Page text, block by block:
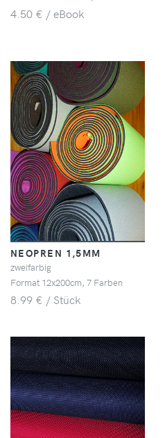
4.50 € / eBook
NEOPREN 1,5MM
zweifarbig
Format 12x200cm, 7 Farben
8.99 € / Stück